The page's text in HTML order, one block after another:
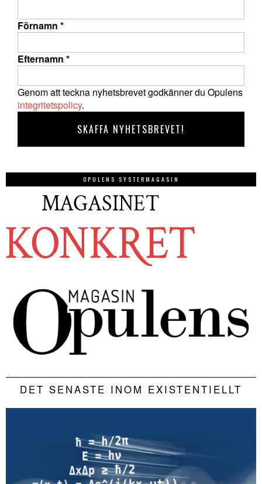
Förnamn *
Efternamn *
Genom att teckna nyhetsbrevet godkänner du Opulens
integritetspolicy.
OPULENS SYSTERMAGASIN
DET SENASTE INOM EXISTENTIELLT